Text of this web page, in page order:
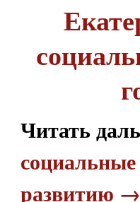
Читать
развитию →